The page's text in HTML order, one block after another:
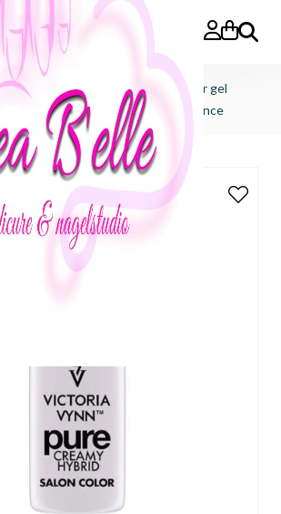
Zoeken
>
Pure creamy hybrid salon color gel
hybrid salon color No.140 frog prince